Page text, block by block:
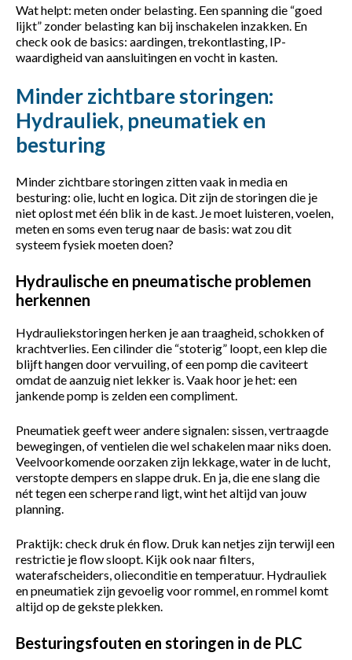
Wat helpt: meten onder belasting. Een spanning die “goed
lijkt” zonder belasting kan bij inschakelen inzakken. En
check ook de basics: aardingen, trekontlasting, IP-
waardigheid van aansluitingen en vocht in kasten.
Minder zichtbare storingen:
Hydrauliek, pneumatiek en
besturing
Minder zichtbare storingen zitten vaak in media en
besturing: olie, lucht en logica. Dit zijn de storingen die je
niet oplost met één blik in de kast. Je moet luisteren, voelen,
meten en soms even terug naar de basis: wat zou dit
systeem fysiek moeten doen?
Hydraulische en pneumatische problemen
herkennen
Hydrauliekstoringen herken je aan traagheid, schokken of
krachtverlies. Een cilinder die “stoterig” loopt, een klep die
blijft hangen door vervuiling, of een pomp die caviteert
omdat de aanzuig niet lekker is. Vaak hoor je het: een
jankende pomp is zelden een compliment.
Pneumatiek geeft weer andere signalen: sissen, vertraagde
bewegingen, of ventielen die wel schakelen maar niks doen.
Veelvoorkomende oorzaken zijn lekkage, water in de lucht,
verstopte dempers en slappe druk. En ja, die ene slang die
nét tegen een scherpe rand ligt, wint het altijd van jouw
planning.
Praktijk: check druk én flow. Druk kan netjes zijn terwijl een
restrictie je flow sloopt. Kijk ook naar filters,
waterafscheiders, olieconditie en temperatuur. Hydrauliek
en pneumatiek zijn gevoelig voor rommel, en rommel komt
altijd op de gekste plekken.
Besturingsfouten en storingen in de PLC